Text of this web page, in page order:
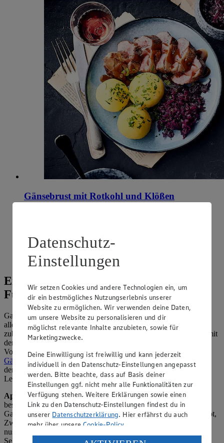
Gänsebrust mit Rotkohl und Klößen
Ernährungsweise
Laktosefrei
Einfache Gans-Rezepte mit oder ohne
Füllung
Gans-Rezepte ohne Füllung machen ansonsten wenig Arbeit, vor
allem, wenn du bereits ausgenommene, küchenfertige Vögel
zubereitest. Sind die Innereien noch dabei, kannst du sie einfach mit
der Gans im Bräter garen und für die Soße verwenden. Die
Vorgehensweise ist in unserem Rezept für einenfestlichen
Gänsebraten beschrieben. Oder du kochst separat eine Suppe mit
dem Gänseklein. Auch als Zutat für die Füllung lassen sich Herz,
Leber, Nieren, Magen und Hals verwenden.
Apropos Füllung:Wer dem Geflügel beim Geschmack eine
besondere Note verleihen möchte, wählt ein Rezept für gefüllte
Gans. Als Zutaten kommen ganz klassisch eine Mischung aus Brot,
Zwiebeln, Speck, Eiern und Kräutern infrage oder eine fruchtig-
nussige Variante mit Semmelbröseln, Walnusskernen, Äpfeln,
Sellerie, Zwiebeln, Knoblauch und diversen Gewürzen. Letztere
Datenschutz-
Einstellungen
Wir setzen Cookies und andere Technologien ein, um
dir ein bestmögliches Nutzungserlebnis unserer
Website zu ermöglichen. Wir verwenden deine Daten,
um unsere Website zu personalisieren und dir
möglichst relevante Inhalte anzubieten, sowie für
Marketingzwecke.
Deine Einwilligung ist freiwillig und kann jederzeit
individuell in den Datenschutz-Einstellungen angepasst
werden. Bitte beachte, dass auf Basis deiner
Einstellungen ggf. nicht mehr alle Funktionalitäten zur
Verfügung stehen. Weitere Erklärungen sowie einen
Link zu den Datenschutz-Einstellungen findest du in
unserer Datenschutzerklärung. Hier erfährst du auch
mehr über unsereCookie-Policy.